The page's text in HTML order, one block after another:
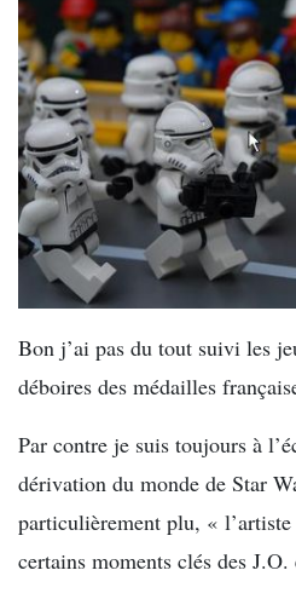
Bon j’ai pas du tout suivi les
déboires des médailles
Par contre je suis toujours à
dérivation du monde de Star
particulièrement plu, «
certains moments clés des J.O.